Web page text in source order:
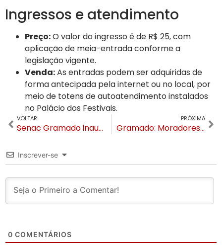
Ingressos e atendimento
Preço:O valor do ingresso é de R$ 25, com
aplicação de meia-entrada conforme a
legislação vigente.
Venda:As entradas podem ser adquiridas de
forma antecipada pela internet ou no local, por
meio de totens de autoatendimento instalados
no Palácio dos Festivais.
VOLTAR
Senac Gramado inaugura nova sede com estrutura moderna para fortalecer o ensino prático e a conexão com o mercado
PRÓXIMA
Gramado: Moradores relatam tremores em residências. Abalo sísmico pode ser a causa
Inscrever-se
0 COMENTÁRIOS